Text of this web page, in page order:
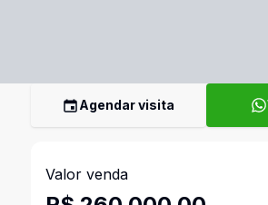
Agendar visita
Valor venda